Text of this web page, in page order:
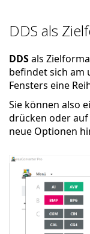
DDS als
DDSals
befindet sich am
Fensters eine
Sie können also
drücken oder
neue Optionen